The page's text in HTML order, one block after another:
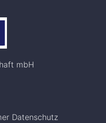
mbH
Datenschutz